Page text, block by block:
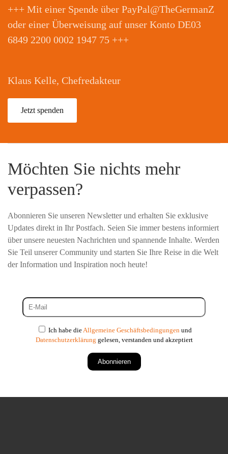
+++ Mit einer Spende über PayPal@TheGermanZ
oder einer Überweisung auf unser Konto DE03
6849 2200 0002 1947 75 +++
Klaus Kelle, Chefredakteur
Jetzt spenden
Möchten Sie nichts mehr
verpassen?
Abonnieren Sie unseren Newsletter und erhalten Sie exklusive
Updates direkt in Ihr Postfach. Seien Sie immer bestens informiert
über unsere neuesten Nachrichten und spannende Inhalte. Werden
Sie Teil unserer Community und starten Sie Ihre Reise in die Welt
der Information und Inspiration noch heute!
Ich habe dieAllgemeine Geschäftsbedingungenund
Datenschutzerklärung gelesen, verstanden und akzeptiert
Abonnieren